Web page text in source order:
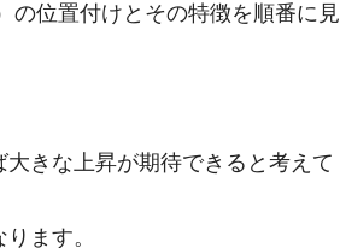
の位置付けとその特徴を順番に見
きな上昇が期待できると考えて
ます。